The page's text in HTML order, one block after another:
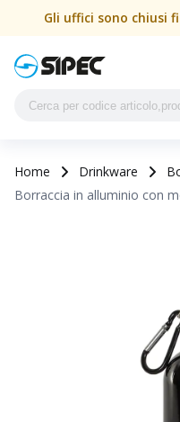
Gli uffici sono chiusi
Home Drinkware
Borraccia in alluminio con
Borraccia in alluminio con